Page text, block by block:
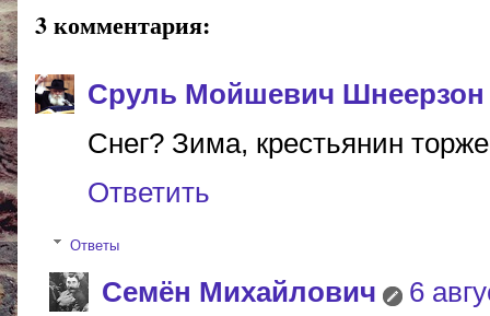
3 комментария:
Сруль Мойшевич Шнеерзон
Снег? Зима, крестьянин
Ответить
Ответы
Cемён Михайлович
6